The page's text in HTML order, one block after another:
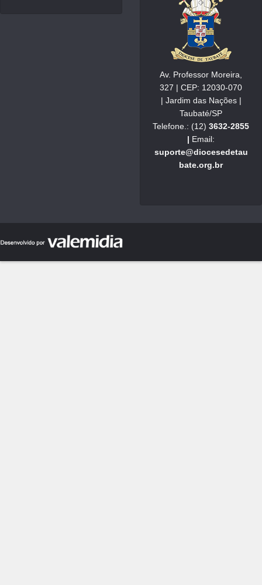
Av. Professor Moreira,
327 | CEP: 12030-070
| Jardim das Nações |
Taubaté/SP
Telefone.: (12) 3632-2855
| Email:
suporte@diocesedetau
bate.org.br